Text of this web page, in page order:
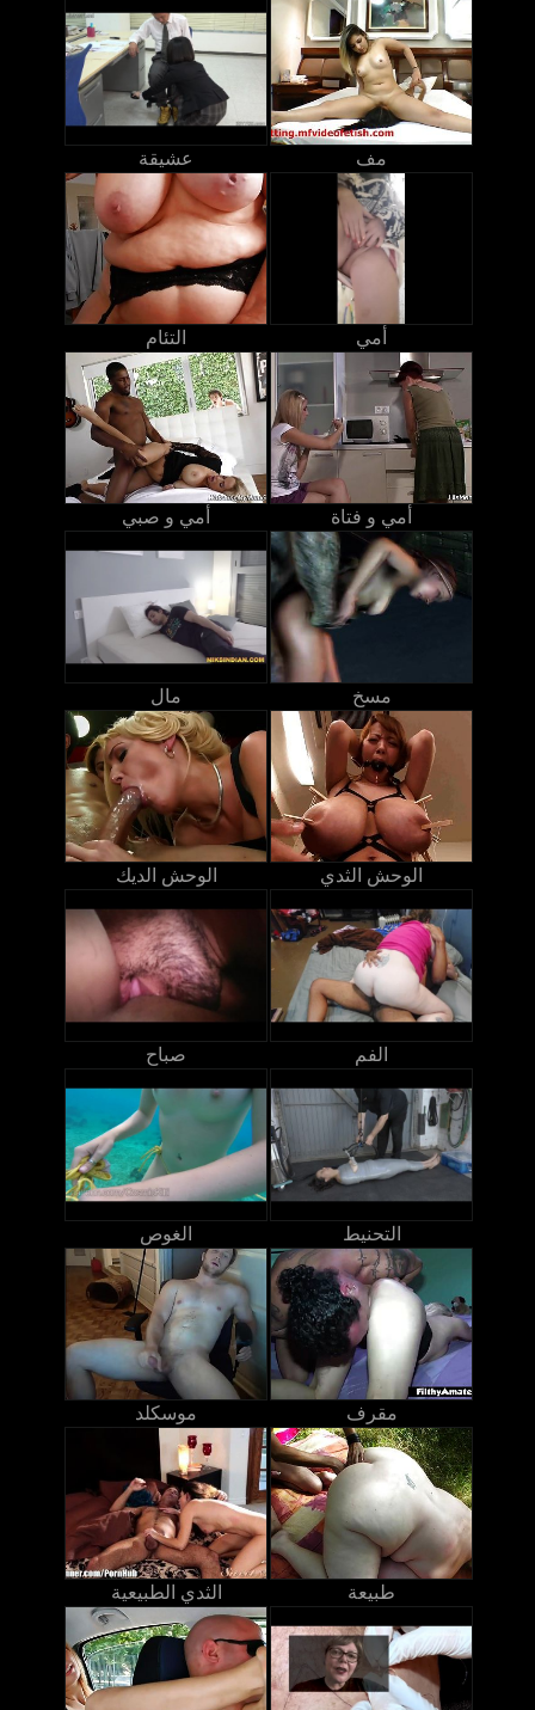
عشيقة مف
التئام أمي
أمي و صبي أمي و فتاة
مال مسخ
الوحش الديك الوحش الثدي
صباح الفم
الغوص التحنيط
موسكلد مقرف
الثدي الطبيعية طبيعة